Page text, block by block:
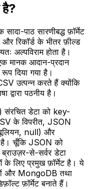
पाठ सारणीबद्ध फ़ॉर्मेट
और रिकॉर्ड के भीतर फ़ील्ड
अल्पविराम होता है।
मानक आदान-प्रदान
दिया गया है।
उत्पन्न करते हैं क्योंकि
द्वारा पठनीय है।
डेटा को key-
के विपरीत, JSON
null) और
है। चूँकि JSON को
से-सर्वर डेटा
लिए प्रमुख फ़ॉर्मेट है। ये
और MongoDB तथा
फ़ॉर्मेट बनाते हैं।